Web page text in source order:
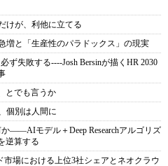
けが、利他に立てる
増と「生産性のパラドックス」の現実
ず失敗する----Josh Bersinが描くHR 2030
とでも言うか
個別は人間に
――AIモデル＋Deep Researchアルゴリズ
逆算する
場における上位3社シェアとネオクラウ